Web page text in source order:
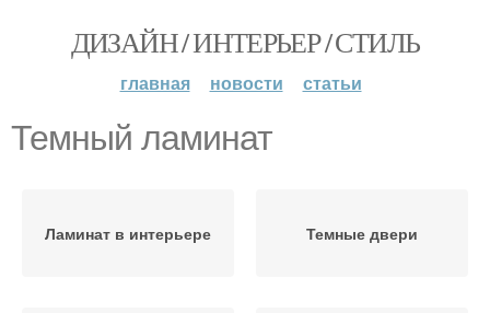
ДИЗАЙН / ИНТЕРЬЕР / СТИЛЬ
главная новости статьи
Темный ламинат
Ламинат в интерьере Темные двери